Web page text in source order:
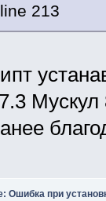
213
Ошибка при